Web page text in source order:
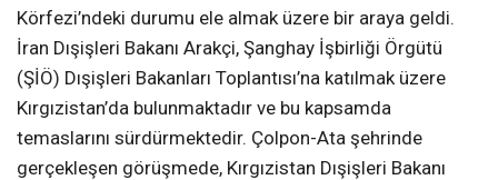
Körfezi’ndeki durumu ele almak üzere bir araya geldi.
İran Dışişleri Bakanı Arakçi, Şanghay İşbirliği Örgütü
(ŞİÖ) Dışişleri Bakanları Toplantısı’na katılmak üzere
Kırgızistan’da bulunmaktadır ve bu kapsamda
temaslarını sürdürmektedir. Çolpon-Ata şehrinde
gerçekleşen görüşmede, Kırgızistan Dışişleri Bakanı